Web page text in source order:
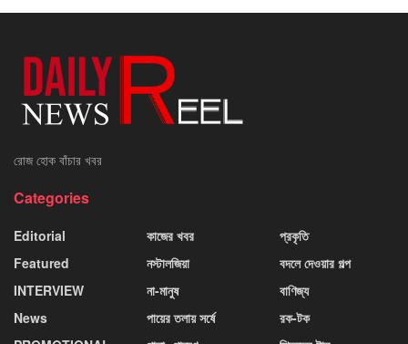
রোজ হোক বাঁচার খবর
Categories
Editorial
Featured
INTERVIEW
News
কাজের খবর
নস্টালজিয়া
না-মানুষ
পায়ের তলায় সর্ষে
প্রকৃতি
বদলে দেওয়ার গল্প
বাণিজ্য
রক-টক